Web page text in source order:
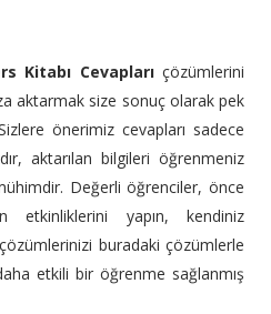
Kitabı Cevaplarıçözümlerini
aktarmak size sonuç olarak pek
önerimiz cevapları sadece
aktarılan bilgileri öğrenmeniz
Değerli öğrenciler, önce
etkinliklerini yapın, kendiniz
buradaki çözümlerle
etkili bir öğrenme sağlanmış